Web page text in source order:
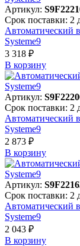
Артикул:
Срок поставки: 2
Автоматический
Systeme9
3 318 ₽
В корзинy
Артикул:
Срок поставки: 2
Автоматический
Systeme9
2 873 ₽
В корзинy
Артикул:
Срок поставки: 2
Автоматический
Systeme9
2 043 ₽
В корзинy